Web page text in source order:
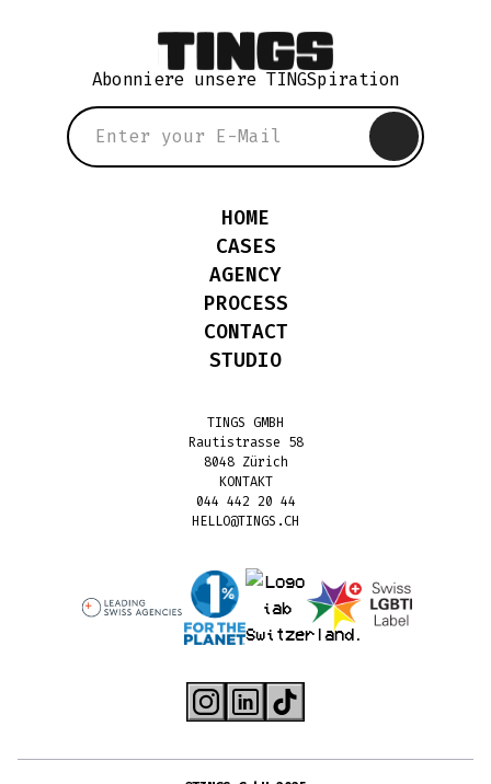
Abonniere unsere TINGSpiration
HOME
CASES
AGENCY
PROCESS
CONTACT
STUDIO
TINGS GMBH
Rautistrasse 58
8048 Zürich
KONTAKT
044 442 20 44
HELLO@TINGS.CH